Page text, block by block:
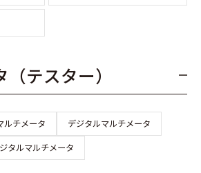
テスター）
ルチメータ
デジタルマルチメータ
タルマルチメータ